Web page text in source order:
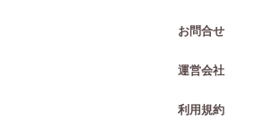
お問合せ
運営会社
利用規約